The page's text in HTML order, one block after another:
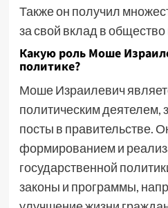
Также он получил
за свой вклад в общество
Какую роль Моше
политике?
Моше Израилевич
политическим
посты в правительстве.
формированием и
государственной
законы и программы,